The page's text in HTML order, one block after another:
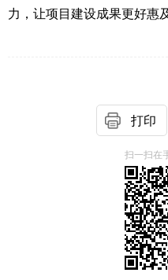
力，让项目建设成果更好惠
打印
扫一扫在